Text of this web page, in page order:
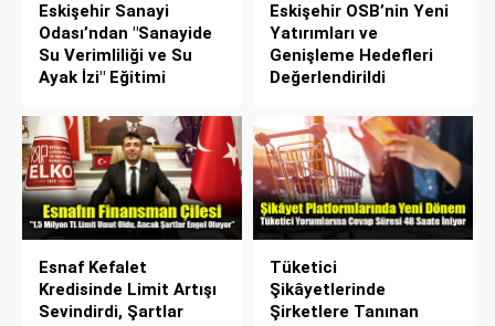
Eskişehir Sanayi
Odası’ndan "Sanayide
Su Verimliliği ve Su
Ayak İzi" Eğitimi
Eskişehir OSB’nin Yeni
Yatırımları ve
Genişleme Hedefleri
Değerlendirildi
Esnaf Kefalet
Kredisinde Limit Artışı
Sevindirdi, Şartlar
Tüketici
Şikâyetlerinde
Şirketlere Tanınan